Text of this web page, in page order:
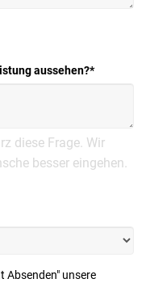
aussehen?*
diese Frage. Wir
besser eingehen.
Absenden" unsere